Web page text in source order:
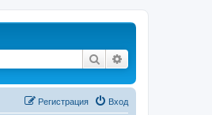
Поиск
Вход
Регистрация